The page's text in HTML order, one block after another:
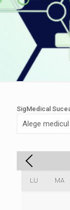
SigMedical
LU MA